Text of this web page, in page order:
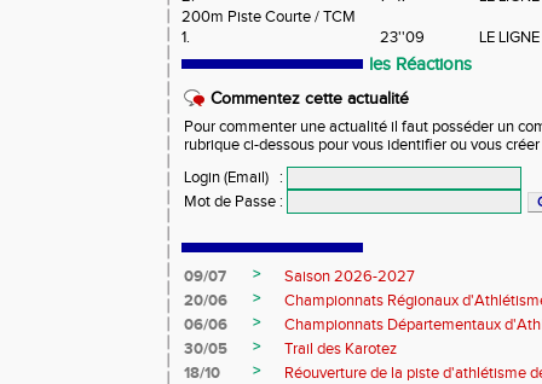
200m Piste Courte / TCM
1.
23''09 LE
les Réactions
Commentez cette actualité
Pour commenter une actualité il faut posséder un
rubrique ci-dessous pour vous identifier ou vous
Login (Email)
:
Mot de Passe :
09/07 >
Saison 2026-2027
20/06
>
Championnats Régionaux
06/06
>
Championnats Départementaux
30/05
>
Trail des Karotez
18/10
>
Réouverture de la piste d'athlétisme